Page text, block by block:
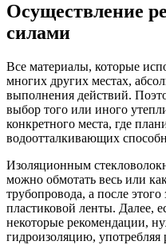
Осуществление
силами
Все материалы, которые
многих других местах,
выполнения действий.
выбор того или иного
конкретного места, где
водоотталкивающих
Изоляционным
можно обмотать весь или
трубопровода, а после
пластиковой ленты. Далее,
некоторые рекомендации,
гидроизоляцию, употребляя